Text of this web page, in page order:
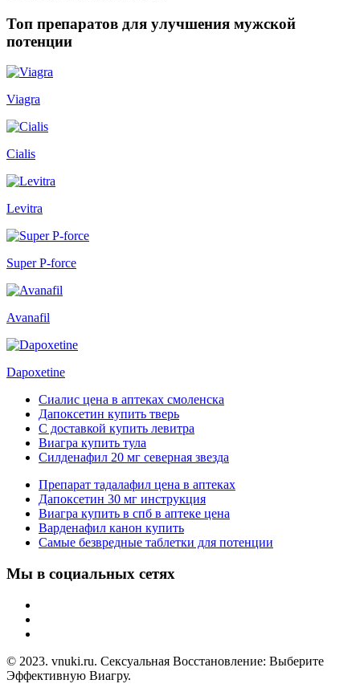
Топ препаратов для улучшения мужской
потенции
Viagra
Cialis
Levitra
Super P-force
Avanafil
Dapoxetine
Сиалис цена в аптеках смоленска
Дапоксетин купить тверь
С доставкой купить левитра
Виагра купить тула
Силденафил 20 мг северная звезда
Препарат тадалафил цена в аптеках
Дапоксетин 30 мг инструкция
Виагра купить в спб в аптеке цена
Варденафил канон купить
Самые безвредные таблетки для потенции
Мы в социальных сетях
© 2023. vnuki.ru. Сексуальная Восстановление: Выберите
Эффективную Виагру.